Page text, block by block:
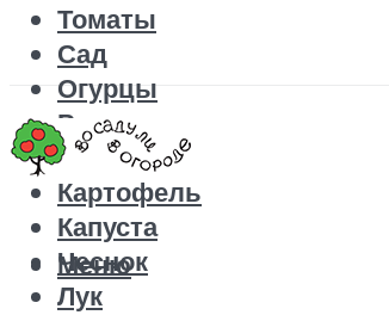
Томаты
Сад
Огурцы
Рецепты
Перец
Картофель
Капуста
Чеснок
Лук
Меню